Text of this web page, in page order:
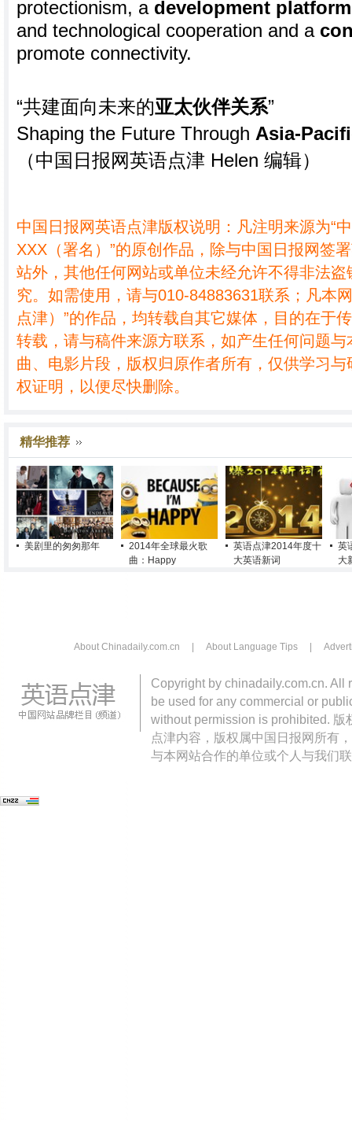
protectionism, a development platform
and technological cooperation and a
promote connectivity.
“共建面向未来的亚太伙伴关系”
Shaping the Future Through Asia-
（中国日报网英语点津 Helen 编辑）
中国日报网英语点津版权说明：凡注明来源为“
XXX（署名）”的原创作品，除与中国日报网签
站外，其他任何网站或单位未经允许不得非法
究。如需使用，请与010-84883631联系；凡本
点津）”的作品，均转载自其它媒体，目的在于
转载，请与稿件来源方联系，如产生任何问题
曲、电影片段，版权归原作者所有，仅供学习
权证明，以便尽快删除。
精华推荐
美剧里的匆匆那年
2014年全球最火歌
曲：Happy
英语点津2014年度十
大英语新词
英
大
About Chinadaily.com.cn About Language Tips
Copyright by chinadaily.com.cn. All
be used for any commercial or
without permission is prohibited.
点津内容，版权属中国日报网所有
与本网站合作的单位或个人与我们